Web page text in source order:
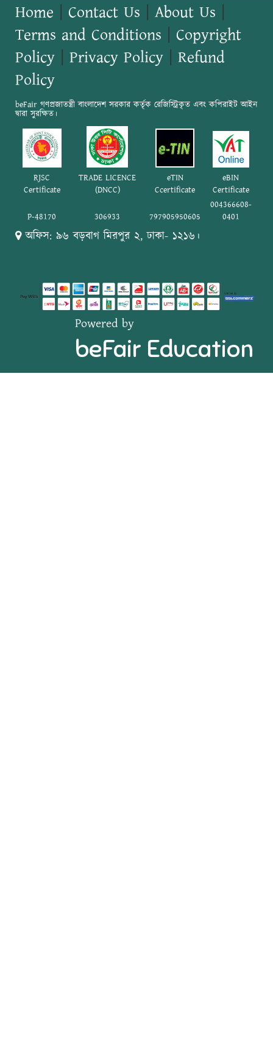
Home Contact Us About Us
Terms and Conditions
Copyright
Policy
Privacy Policy
Refund
Policy
beFair গণপ্রজাতন্ত্রী বাংলাদেশ সরকার কর্তৃক রেজিস্ট্রিকৃত এবং কপিরাইট আইন
দ্বারা সুরক্ষিত।
RJSC
Certificate
TRADE LICENCE
(DNCC)
eTIN
Ccertificate
eBIN
Certificate
P-48170 306933 797905950605
004366608-
0401
অফিস: ৯৬ বড়বাগ মিরপুর ২, ঢাকা- ১২১৬।
Powered by
beFair Education